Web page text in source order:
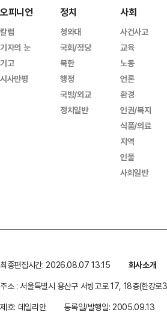
오피니언
칼럼
기자의 눈
기고
시사만평
정치
청와대
국회/정당
북한
행정
국방/외교
정치일반
사회
사건사고
교육
노동
언론
환경
인권/복지
식품/의료
지역
인물
사회일반
최종편집시간: 2026.08.07 13:15 회사소개
주소 : 서울특별시 용산구 서빙고로 17, 18층(한강로
제호: 데일리안
등록일/발행일: 2005.09.13